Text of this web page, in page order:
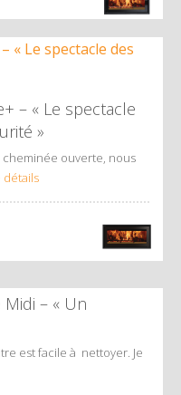
– « Le spectacle
»
ouverte, nous
détails
– « Un
est facile à nettoyer. Je